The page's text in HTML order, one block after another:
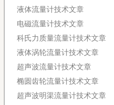
液体流量计技术文章
电磁流量计技术文章
科氏力质量流量计技术文章
液体涡轮流量计技术文章
超声波流量计技术文章
椭圆齿轮流量计技术文章
超声波明渠流量计技术文章